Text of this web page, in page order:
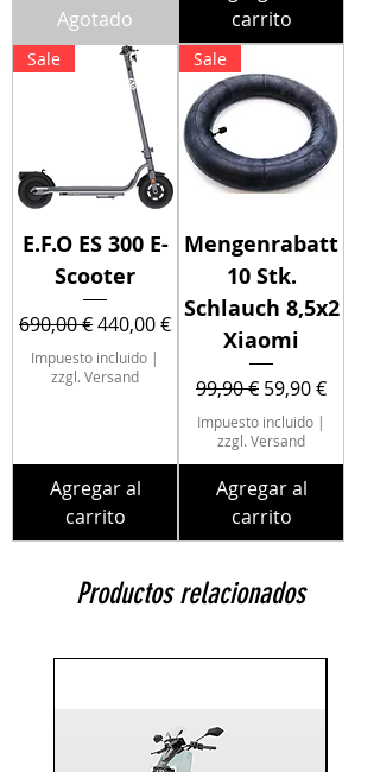
Agotado
carrito
Sale
E.F.O ES 300 E-
Scooter
Precio
690,00 €Precio de oferta
440,00 €
Impuesto incluido |
zzgl. Versand
Agregar al
carrito
Sale
Mengenrabatt
10 Stk.
Schlauch 8,5x2
Xiaomi
Precio
99,90 € Precio de
59,90 €
Impuesto incluido |
zzgl. Versand
Agregar al
carrito
Productos relacionados